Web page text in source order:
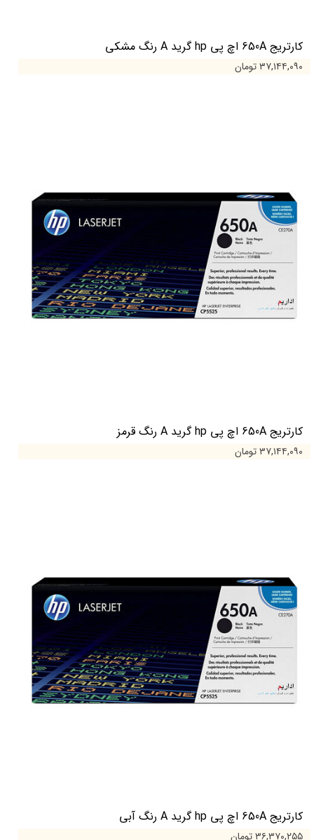
کارتریج 650A اچ پی hp گرید A رنگ مشکی
۳۷,۱۴۴,۰۹۰ تومان
کارتریج 650A اچ پی hp گرید A رنگ قرمز
۳۷,۱۴۴,۰۹۰ تومان
کارتریج 650A اچ پی hp گرید A رنگ آبی
۳۶,۳۷۰,۲۵۵ تومان